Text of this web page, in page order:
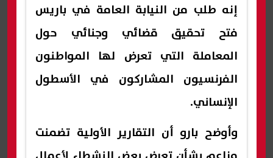
إنه طلب من النيابة العامة في باريس
فتح تحقيق قضائي وجنائي حول
المعاملة التي تعرض لها المواطنون
الفرنسيون المشاركون في الأسطول
الإنساني.
وأوضح بارو أن التقارير الأولية تضمنت